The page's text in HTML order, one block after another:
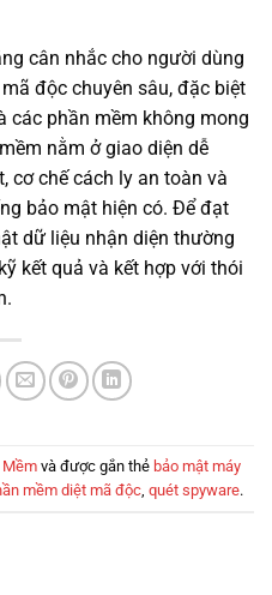
cân nhắc cho người dùng
độc chuyên sâu, đặc biệt
các phần mềm không mong
nằm ở giao diện dễ
cơ chế cách ly an toàn và
bảo mật hiện có. Để đạt
dữ liệu nhận diện thường
kết quả và kết hợp với thói
Mềmvà được gắn thẻ bảo mật máy
mềm diệt mã độc quét spyware.